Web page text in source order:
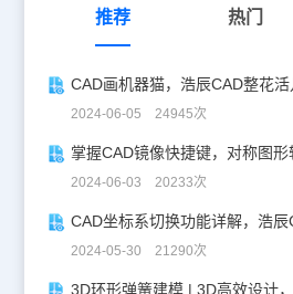
筑CAD软件中锁定图层功能的使用教程，
推荐 热门
CAD画机器猫，浩辰CAD整花活
2024-06-05 24945次
掌握CAD镜像快捷键，对称图形
2024-06-03 20233次
2024-05-30 21290次
3D环形弹簧建模 | 3D高效设计，